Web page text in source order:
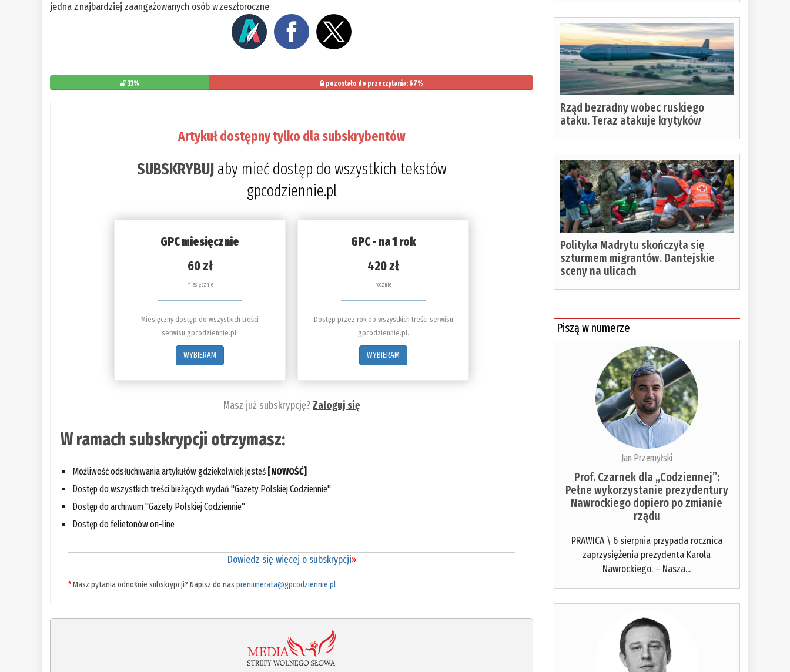
jedna z najbardziej zaangażowanych osób w zeszłoroczne
33% pozostało do przeczytania: 67%
Artykuł dostępny tylko dla subskrybentów
SUBSKRYBUJaby mieć dostęp do wszystkich tekstów
gpcodziennie.pl
GPC miesięcznie
60 zł
miesięcznie
Miesięczny dostęp do wszystkich treści
serwisu gpcodziennie.pl.
WYBIERAM
GPC - na 1 rok
420 zł
rocznie
Dostęp przez rok do wszystkich treści serwisu
gpcodziennie.pl.
WYBIERAM
Masz już subskrypcję?Zaloguj się
W ramach subskrypcji otrzymasz:
Możliwość odsłuchiwania artykułów gdziekolwiek jesteś [NOWOŚĆ]
Dostęp do wszystkich treści bieżących wydań "Gazety Polskiej Codziennie"
Dostęp do archiwum "Gazety Polskiej Codziennie"
Dostęp do felietonów on-line
Dowiedz się więcej o subskrypcji»
*Masz pytania odnośnie subskrypcji? Napisz do nasprenumerata@gpcodziennie.pl
Rząd bezradny wobec ruskiego
ataku. Teraz atakuje krytyków
Polityka Madrytu skończyła się
szturmem migrantów. Dantejskie
sceny na ulicach
Piszą w numerze
Jan Przemyłski
Prof. Czarnek dla „Codziennej”:
Pełne wykorzystanie prezydentury
Nawrockiego dopiero po zmianie
rządu
PRAWICA \ 6 sierpnia przypada rocznica
zaprzysiężenia prezydenta Karola
Nawrockiego. – Nasza...